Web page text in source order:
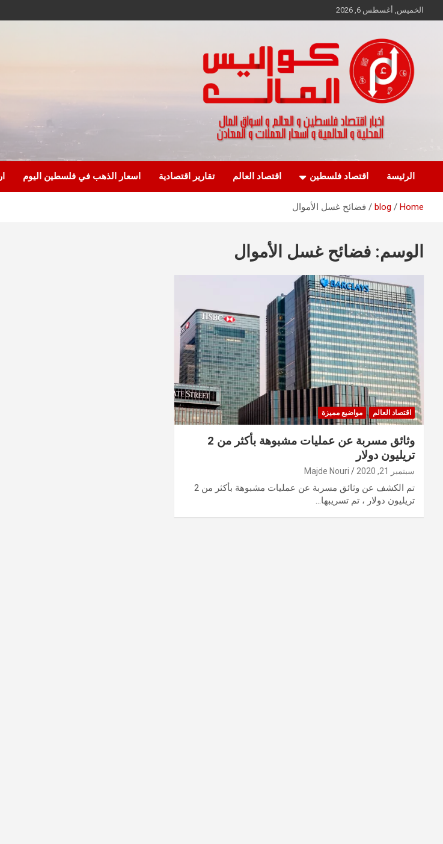
to
الخميس, أغسطس 6, 2026
كواليس المال
الرئيسة اقتصاد فلسطين اقتصاد العالم تقارير اقتصادية اسعار الذهب في فلسطين اليوم
Home
blog فضائح غسل الأموال
الوسم: فضائح غسل الأموال
اقتصاد العالم مواضيع مميزة
وثائق مسربة عن عمليات مشبوهة بأكثر من 2
تريليون دولار
سبتمبر 21, 2020 Majde Nouri
تم الكشف عن وثائق مسربة عن عمليات مشبوهة بأكثر من 2
تريليون دولار ، تم تسريبها…